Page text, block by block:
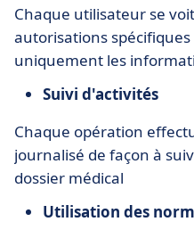
Chaque utilisateur se
autorisations
uniquement les
Suivi d'activités
Chaque opération
journalisé de façon à
dossier médical
Utilisation des